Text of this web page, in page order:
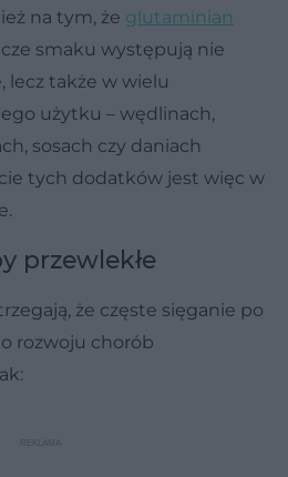
na tym, że glutaminian
smaku występują nie
lecz także w wielu
użytku – wędlinach,
sosach czy daniach
tych dodatków jest więc w
przewlekłe
że częste sięganie po
rozwoju chorób